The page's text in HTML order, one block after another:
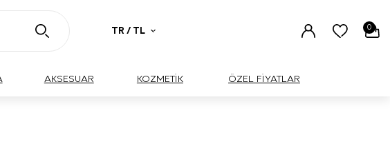
TR / TL 0
AKSESUAR KOZMETİK ÖZEL FİYATLAR